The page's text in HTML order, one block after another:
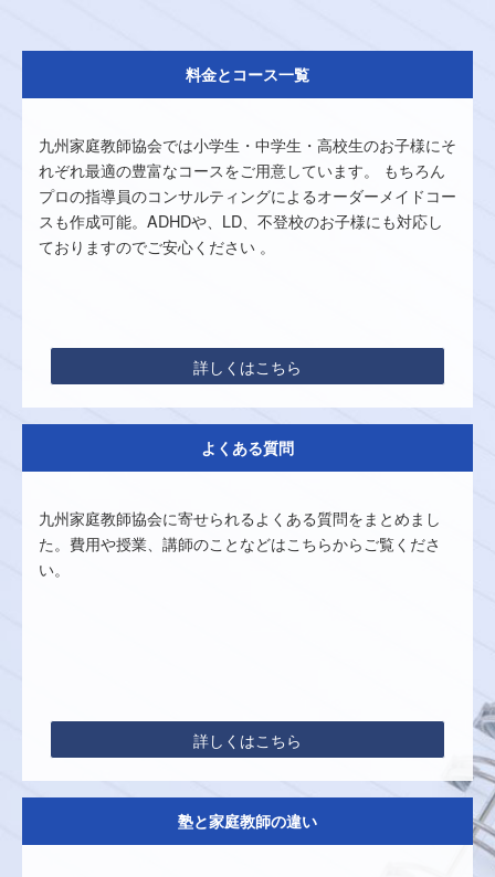
料金とコース一覧
九州家庭教師協会では小学生・中学生・高校生のお子様にそ
れぞれ最適の豊富なコースをご用意しています。 もちろん
プロの指導員のコンサルティングによるオーダーメイドコー
スも作成可能。ADHDや、LD、不登校のお子様にも対応し
ておりますのでご安心ください 。
詳しくはこちら
よくある質問
九州家庭教師協会に寄せられるよくある質問をまとめまし
た。費用や授業、講師のことなどはこちらからご覧くださ
い。
詳しくはこちら
塾と家庭教師の違い